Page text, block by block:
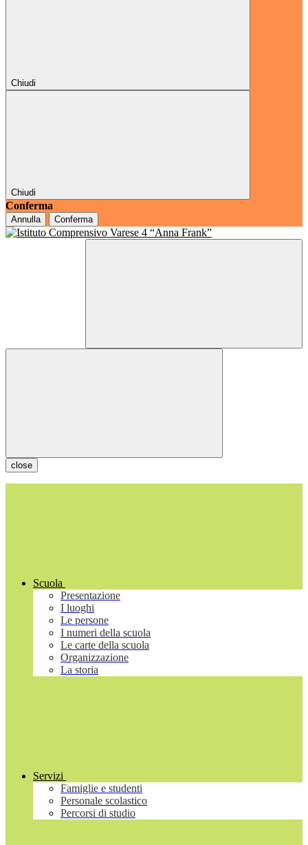
Chiudi
Chiudi
Conferma
Annulla Conferma
close
Scuola
Presentazione
I luoghi
Le persone
I numeri della scuola
Le carte della scuola
Organizzazione
La storia
Servizi
Famiglie e studenti
Personale scolastico
Percorsi di studio